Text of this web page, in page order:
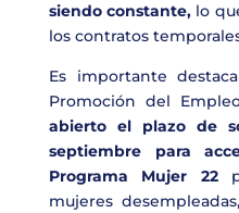
siendo constante, lo
los contratos
Es importante
Promoción del
abierto el plazo de
septiembre para
Programa Mujer 22
mujeres